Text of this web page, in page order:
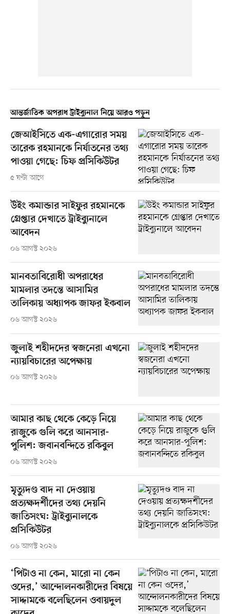
আন্তর্জাতিক অপরাধ ট্রাইব্যুনাল নিয়ে আরও পড়ুন
জেআইসিতে এক-এগারোর সময়
তারেক রহমানকে নির্যাতনের তথ্য
পাওয়া গেছে: চিফ প্রসিকিউটর
৫ ঘণ্টা আগে
উইং কমান্ডার সাইফুর রহমানকে
গ্রেপ্তার দেখাতে ট্রাইব্যুনালে
আবেদন
০৬ আগস্ট ২০২৬
মানবতাবিরোধী অপরাধের
মামলার তদন্তে আসামির
তালিকায় অধ্যাপক জাফর ইকবাল
০৬ আগস্ট ২০২৬
জুলাই শহীদদের স্বজনেরা এখনো
ন্যায়বিচারের অপেক্ষায়
০৬ আগস্ট ২০২৬
আমার কাছ থেকে কেড়ে নিয়ে
রাজুকে গুলি করে আনসার-
পুলিশ: জবানবন্দিতে রকিবুল
০৬ আগস্ট ২০২৬
মৃত্যুদণ্ড বাদ না দেওয়ায়
প্রত্যক্ষদর্শীদের তথ্য দেয়নি
জাতিসংঘ: ট্রাইব্যুনালকে
প্রসিকিউটর
০৬ আগস্ট ২০২৬
‘পিটাও না কেন, মারো না কেন
ওদের,’ আন্দোলনকারীদের বিষয়ে
সাদ্দামকে বলেছিলেন ওবায়দুল